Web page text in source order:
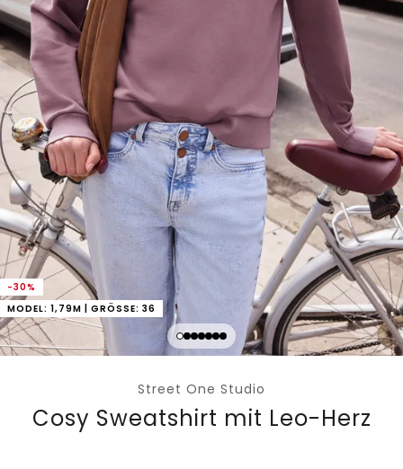
-30%
MODEL: 1,79M | GRÖSSE: 36
Street One Studio
Cosy Sweatshirt mit Leo-Herz